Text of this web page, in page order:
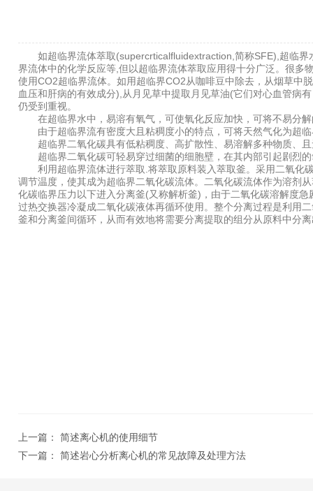
如超临界流体萃取(supercrticalfluidextraction,简称SFE),超临界
界流体中的化学反应等,但以超临界流体萃取应用得十分广泛。很
使用CO2超临界流体。如用超临界CO2从咖啡豆中除去，从烟草中
血压和肝病的有效成分),从月见草中提取月见草油(它们对心血管病
仍受到重视。
在超临界水中，易溶有氧气，可使氧化反应加快，可将不易分解
由于超临界流有密度大且粘稠度小的特点，可将天然气化为超临
超临界二氧化碳具有低粘稠度、高扩散性、易溶解多种物质、且
超临界二氧化碳可轻易穿过细菌的细胞壁，在其内部引起剧烈的
利用超临界流体进行萃取.将萃取原料装入萃取釜。采用二氧化
调节温度，使其成为超临界二氧化碳流体。二氧化碳流体作为溶剂
化碳临界压力以下进入分离釜(又称解析釜)，由于二氧化碳溶解度
过热交换器冷凝成二氧化碳液体再循环使用。整个分离过程是利用
釜和分离釜间循环，从而有效地将需要分离提取的组分从原料中分
上一篇： 简述离心机的使用细节
下一篇： 简述岩心分析离心机的常见故障及处理方法